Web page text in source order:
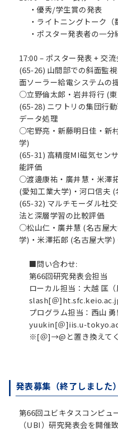
・優秀/学生賞の発表
・ライトニングトーク（
・ポスター発表者の一分
17:00 – ポスター発表 + 交流
(65-26) 山間部での斜面監
面ソーラー給電システムの
○立野倫太郎・岩井将行 (
(65-28) ニワトリの集団行
データ処理
○宅野亮・新藤明日佳・新
学)
(65-31) 高精度MI磁気セン
能評価
○渡邊康祐・廣井慧・米澤
(愛知工業大学)・河口信夫 (
(65-32) マルチモーダル社
法と深層学習の比較評価
○松山仁・廣井慧 (名古屋
学)・米澤拓郎 (名古屋大学
■問い合わせ:
第66回研究発表会担当
ローカル担当：大越 匡（
slash[＠
プログラム担当：西山 勇
yuukin[＠]iis.u-
※[＠]→@と置き換えてく
発表募集（終了しました）
第66回ユビキタスコンピュ
（UBI）研究発表会を開催